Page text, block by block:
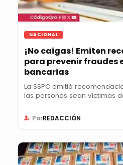
NACIONAL
¡No caigas! Emiten
para prevenir fraudes
bancarias
La SSPC emitió
las personas sean víctimas
PorREDACCIÓN